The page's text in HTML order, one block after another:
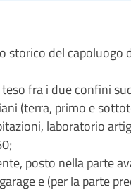
del capoluogo
fra i due confini
(terra, primo e
laboratorio
posto nella parte
e (per la parte